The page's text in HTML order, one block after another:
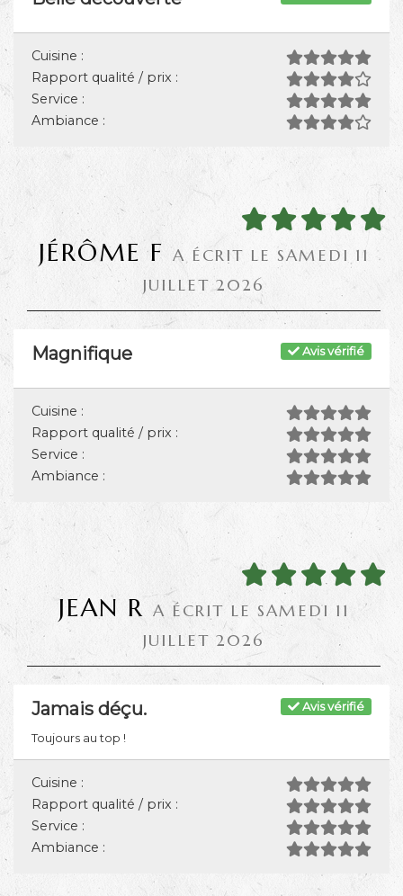
Cuisine :
Rapport qualité / prix :
Service :
Ambiance :
JÉRÔME F A ÉCRIT LE SAMEDI 11
JUILLET 2026
Avis vérifié
Magnifique
Cuisine :
Rapport qualité / prix :
Service :
Ambiance :
JEAN R A ÉCRIT LE SAMEDI 11
JUILLET 2026
Avis vérifié
Jamais déçu.
Toujours au top !
Cuisine :
Rapport qualité / prix :
Service :
Ambiance :